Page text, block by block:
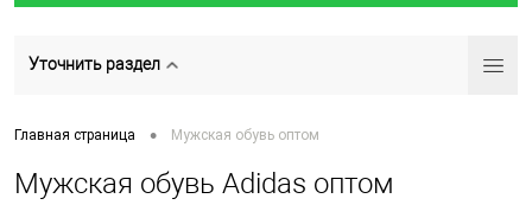
Уточнить раздел
Главная страница • Мужская обувь оптом
Мужская обувь Adidas оптом